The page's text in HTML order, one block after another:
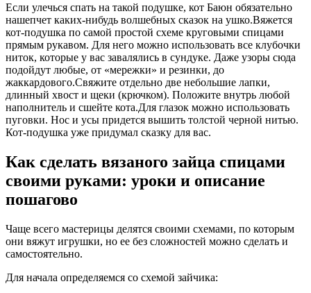
Если улечься спать на такой подушке, кот Баюн обязательно
нашепчет каких-нибудь волшебных сказок на ушко.Вяжется
кот-подушка по самой простой схеме круговыми спицами
прямым рукавом. Для него можно использовать все клубочки
ниток, которые у вас завалялись в сундуке. Даже узоры сюда
подойдут любые, от «мережки» и резинки, до
жаккардового.Свяжите отдельно две небольшие лапки,
длинный хвост и щеки (крючком). Положите внутрь любой
наполнитель и сшейте кота.Для глазок можно использовать
пуговки. Нос и усы придется вышить толстой черной нитью.
Кот-подушка уже придумал сказку для вас.
Как сделать вязаного зайца спицами
своими руками: уроки и описание
пошагово
Чаще всего мастерицы делятся своими схемами, по которым
они вяжут игрушки, но ее без сложностей можно сделать и
самостоятельно.
Для начала определяемся со схемой зайчика: